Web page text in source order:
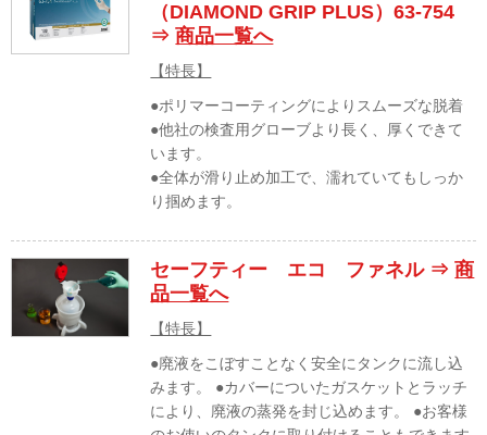
（DIAMOND GRIP PLUS）63-754
⇒商品一覧へ
【特長】
●ポリマーコーティングによりスムーズな脱着
●他社の検査用グローブより長く、厚くできて
います。
●全体が滑り止め加工で、濡れていてもしっか
り掴めます。
セーフティー エコ ファネル ⇒商
品一覧へ
【特長】
●廃液をこぼすことなく安全にタンクに流し込
みます。 ●カバーについたガスケットとラッチ
により、廃液の蒸発を封じ込めます。 ●お客様